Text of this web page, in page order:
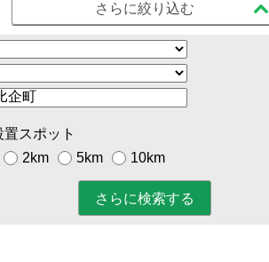
さらに絞り込む
スポット
2km 5km 10km